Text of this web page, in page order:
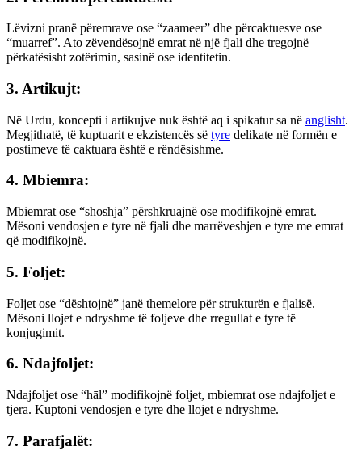
Lëvizni pranë përemrave ose “zaameer” dhe përcaktuesve ose
“muarref”. Ato zëvendësojnë emrat në një fjali dhe tregojnë
përkatësisht zotërimin, sasinë ose identitetin.
3. Artikujt:
Në Urdu, koncepti i artikujve nuk është aq i spikatur sa në anglisht.
Megjithatë, të kuptuarit e ekzistencës së tyre delikate në formën e
postimeve të caktuara është e rëndësishme.
4. Mbiemra:
Mbiemrat ose “shoshja” përshkruajnë ose modifikojnë emrat.
Mësoni vendosjen e tyre në fjali dhe marrëveshjen e tyre me emrat
që modifikojnë.
5. Foljet:
Foljet ose “dështojnë” janë themelore për strukturën e fjalisë.
Mësoni llojet e ndryshme të foljeve dhe rregullat e tyre të
konjugimit.
6. Ndajfoljet:
Ndajfoljet ose “hāl” modifikojnë foljet, mbiemrat ose ndajfoljet e
tjera. Kuptoni vendosjen e tyre dhe llojet e ndryshme.
7. Parafjalët: